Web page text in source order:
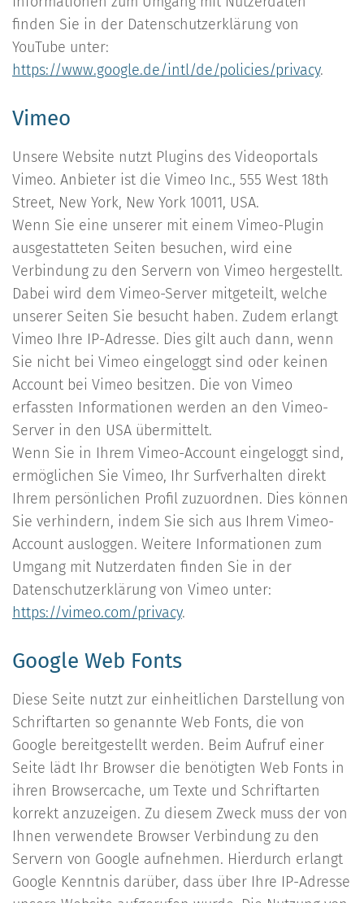
finden Sie in der Datenschutzerklärung von
YouTube unter:
https://www.google.de/intl/de/policies/privacy.
Vimeo
Unsere Website nutzt Plugins des Videoportals
Vimeo. Anbieter ist die Vimeo Inc., 555 West 18th
Street, New York, New York 10011, USA.
Wenn Sie eine unserer mit einem Vimeo-Plugin
ausgestatteten Seiten besuchen, wird eine
Verbindung zu den Servern von Vimeo hergestellt.
Dabei wird dem Vimeo-Server mitgeteilt, welche
unserer Seiten Sie besucht haben. Zudem erlangt
Vimeo Ihre IP-Adresse. Dies gilt auch dann, wenn
Sie nicht bei Vimeo eingeloggt sind oder keinen
Account bei Vimeo besitzen. Die von Vimeo
erfassten Informationen werden an den Vimeo-
Server in den USA übermittelt.
Wenn Sie in Ihrem Vimeo-Account eingeloggt sind,
ermöglichen Sie Vimeo, Ihr Surfverhalten direkt
Ihrem persönlichen Profil zuzuordnen. Dies können
Sie verhindern, indem Sie sich aus Ihrem Vimeo-
Account ausloggen. Weitere Informationen zum
Umgang mit Nutzerdaten finden Sie in der
Datenschutzerklärung von Vimeo unter:
https://vimeo.com/privacy.
Google Web Fonts
Diese Seite nutzt zur einheitlichen Darstellung von
Schriftarten so genannte Web Fonts, die von
Google bereitgestellt werden. Beim Aufruf einer
Seite lädt Ihr Browser die benötigten Web Fonts in
ihren Browsercache, um Texte und Schriftarten
korrekt anzuzeigen. Zu diesem Zweck muss der von
Ihnen verwendete Browser Verbindung zu den
Servern von Google aufnehmen. Hierdurch erlangt
Google Kenntnis darüber, dass über Ihre IP-Adresse